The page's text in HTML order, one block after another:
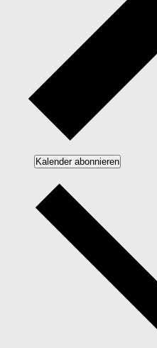
Kalender abonnieren